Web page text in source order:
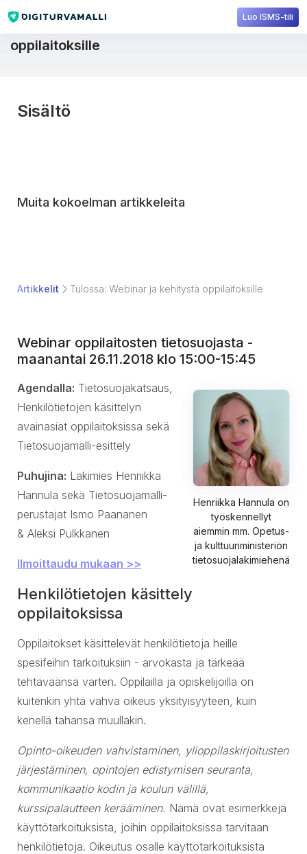
Luo ISMS-tili
Tulossa: Webinar ja kehitystä
oppilaitoksille
Artikkelit Tulossa: Webinar ja kehitystä oppilaitoksille
Webinar oppilaitosten tietosuojasta -
maanantai 26.11.2018 klo 15:00-15:45
Henriikka Hannula on
työskennellyt
aiemmin mm. Opetus-
ja kulttuuriministeriön
tietosuojalakimiehenä
Agendalla: Tietosuojakatsaus,
Henkilötietojen käsittelyn
avainasiat oppilaitoksissa sekä
Tietosuojamalli-esittely
Puhujina: Lakimies Henriikka
Hannula sekä Tietosuojamalli-
perustajat Ismo Paananen
& Aleksi Pulkkanen
Ilmoittaudu mukaan >>
Henkilötietojen käsittely
oppilaitoksissa
Oppilaitokset käsittelevät henkilötietoja heille
spesifeihin tarkoituksiin - arvokasta ja tärkeää
tehtäväänsä varten. Oppilailla ja opiskelijoilla on
kuitenkin yhtä vahva oikeus yksityisyyteen, kuin
kenellä tahansa muullakin.
Opinto-oikeuden vahvistaminen, ylioppilaskirjoitusten
järjestäminen, opintojen edistymisen seuranta,
kommunikaatio kodin ja koulun välillä,
kurssipalautteen kerääminen. Nämä ovat esimerkkejä
käyttötarkoituksista, joihin oppilaitoksissa tarvitaan
henkilötietoja. Oikeutus osalle käyttötarkoituksista
Sisältö
Muita kokoelman artikkeleita